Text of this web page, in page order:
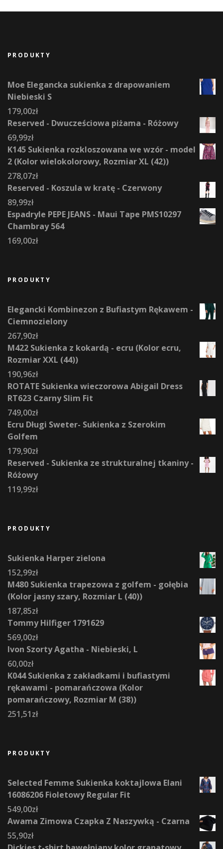
PRODUKTY
Moe Elegancka sukienka z drapowaniem
Niebieski S
179,00zł
Reserved - Dwucześciowa piżama - Różowy
69,99zł
K145 Sukienka rozkloszowana we wzór - model
2 (Kolor wielokolorowy, Rozmiar XL (42))
278,07zł
Reserved - Koszula w kratę - Czerwony
89,99zł
Espadryle PEPE JEANS - Maui Tape PMS10297
Chambray 564
169,00zł
PRODUKTY
Elegancki Kombinezon z Bufiastym Rękawem -
Ciemnozielony
267,90zł
M422 Sukienka z kokardą - ecru (Kolor ecru,
Rozmiar XXL (44))
190,96zł
ROTATE Sukienka wieczorowa Abigail Dress
RT623 Czarny Slim Fit
749,00zł
Ecru Długi Sweter- Sukienka z Szerokim
Golfem
179,90zł
Reserved - Sukienka ze strukturalnej tkaniny -
Różowy
119,99zł
PRODUKTY
Sukienka Harper zielona
152,99zł
M480 Sukienka trapezowa z golfem - gołębia
(Kolor jasny szary, Rozmiar L (40))
187,85zł
Tommy Hilfiger 1791629
569,00zł
Ivon Szorty Agatha - Niebieski, L
60,00zł
K044 Sukienka z zakładkami i bufiastymi
rękawami - pomarańczowa (Kolor
pomarańczowy, Rozmiar M (38))
251,51zł
PRODUKTY
Selected Femme Sukienka koktajlowa Elani
16086206 Fioletowy Regular Fit
549,00zł
Awama Zimowa Czapka Z Naszywką - Czarna
55,90zł